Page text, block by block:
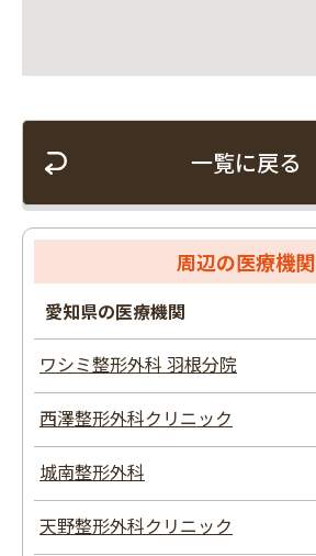
一覧に戻る
周辺の医療機関
愛知県の医療機関
ワシミ整形外科 羽根分院
西澤整形外科クリニック
城南整形外科
天野整形外科クリニック